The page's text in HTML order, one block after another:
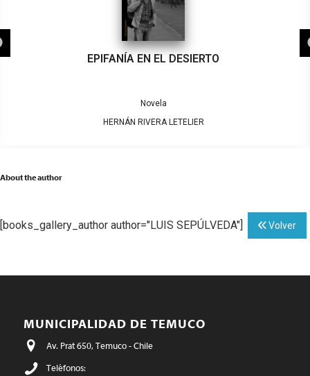
EPIFANÍA EN EL DESIERTO
Novela
HERNÁN RIVERA LETELIER
About the author
[books_gallery_author author="LUIS SEPÚLVEDA"] Volver
MUNICIPALIDAD DE TEMUCO
Av. Prat 650, Temuco - Chile
Teléfonos: